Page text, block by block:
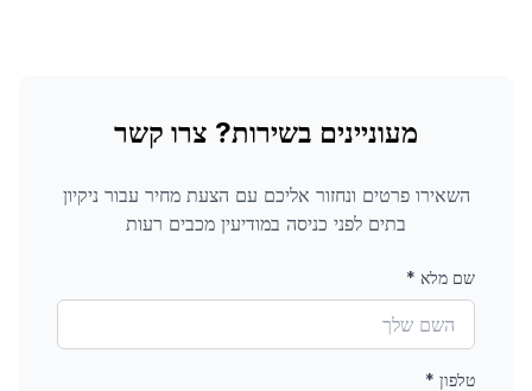
מעוניינים בשירות? צרו קשר
השאירו פרטים ונחזור אליכם עם הצעת מחיר עבור ניקיון
בתים לפני כניסה במודיעין מכבים רעות
שם מלא *
טלפון *